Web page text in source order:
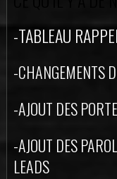
-TABLEAU
-CHANGEMENTS
-AJOUT DES
-AJOUT DES
LEADS